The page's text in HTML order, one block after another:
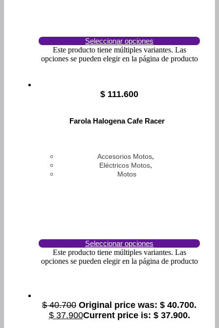
Seleccionar opciones
Este producto tiene múltiples variantes. Las
opciones se pueden elegir en la página de producto
$ 111.600
Farola Halogena Cafe Racer
Accesorios Motos,
Eléctricos Motos,
Motos
Seleccionar opciones
Este producto tiene múltiples variantes. Las
opciones se pueden elegir en la página de producto
$40.700 Original price was: $ 40.700.
$37.900Current price is: $ 37.900.